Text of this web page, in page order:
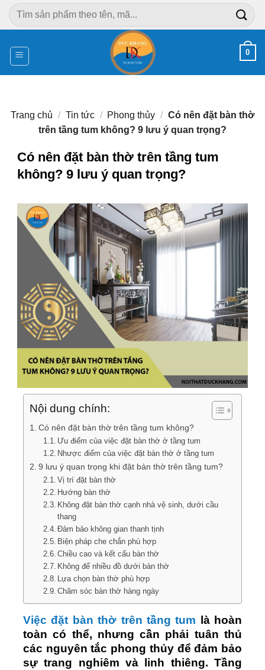
Chuyển
đến
dung
Tìm
kiếm:
0
Trang chủ / Tin tức / Phong thủy / Có nên đặt bàn thờ
trên tầng tum không? 9 lưu ý quan trọng?
Có nên đặt bàn thờ trên tầng tum
không? 9 lưu ý quan trọng?
Nội dung chính:
Có nên đặt bàn thờ trên tầng tum không?
Ưu điểm của việc đặt bàn thờ ở tầng tum
Nhược điểm của việc đặt bàn thờ ở tầng tum
9 lưu ý quan trọng khi đặt bàn thờ trên tầng tum?
Vị trí đặt bàn thờ
Hướng bàn thờ
Không đặt bàn thờ cạnh nhà vệ sinh, dưới cầu
thang
Đảm bảo không gian thanh tịnh
Biện pháp che chắn phù hợp
Chiều cao và kết cấu bàn thờ
Không để nhiều đồ dưới bàn thờ
Lựa chọn bàn thờ phù hợp
Chăm sóc bàn thờ hàng ngày
Việc đặt bàn thờ trên tầng tum là hoàn
toàn có thể, nhưng cần phải tuân thủ
các nguyên tắc phong thủy để đảm bảo
sự trang nghiêm và linh thiêng. Tầng